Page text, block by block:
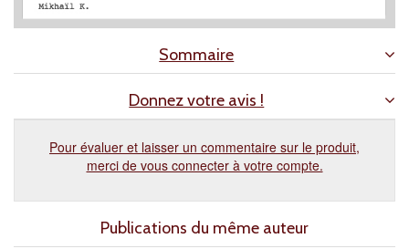
Sommaire
Donnez votre avis !
Pour évaluer et laisser un commentaire sur le produit,
merci de vous connecter à votre compte.
Publications du même auteur